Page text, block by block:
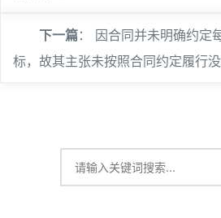
下一篇： 因合同并未明确约定
标，故其主张未按照合同约定履行